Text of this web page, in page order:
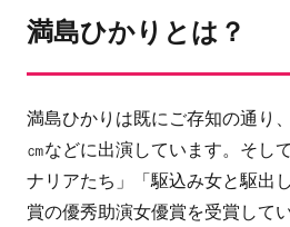
満島ひかりとは？
満島ひかりは既にご存知の通り
㎝などに出演しています。そし
ナリアたち」「駆込み女と駆出
賞の優秀助演女優賞を受賞して